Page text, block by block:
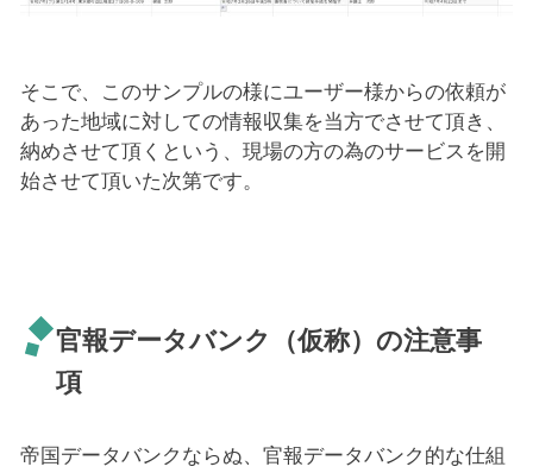
そこで、このサンプルの様にユーザー様からの依頼が
あった地域に対しての情報収集を当方でさせて頂き、
納めさせて頂くという、現場の方の為のサービスを開
始させて頂いた次第です。
官報データバンク（仮称）の注意事
項
帝国データバンクならぬ、官報データバンク的な仕組